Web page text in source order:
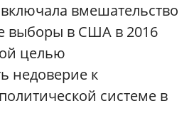
вмешательство
выборы в США в 2016
целью
недоверие к
системе в